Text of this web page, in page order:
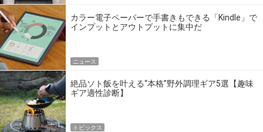
カラー電子ペーパーで手書きもできる「Kindle」で
インプットとアウトプットに集中だ
ニュース
絶品ソト飯を叶える“本格”野外調理ギア5選【趣味
ギア適性診断】
トピックス